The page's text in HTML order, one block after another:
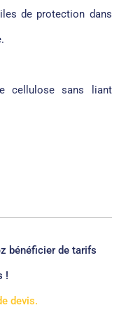
de protection dans
cellulose sans liant
bénéficier de tarifs
!
devis.